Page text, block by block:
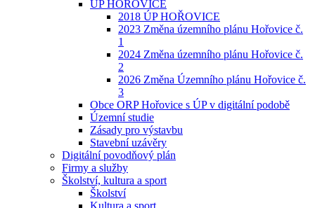
ÚP HOŘOVICE
2018 ÚP HOŘOVICE
2023 Změna územního plánu Hořovice č.
1
2024 Změna územního plánu Hořovice č.
2
2026 Změna Územního plánu Hořovice č.
3
Obce ORP Hořovice s ÚP v digitální podobě
Územní studie
Zásady pro výstavbu
Stavební uzávěry
Digitální povodňový plán
Firmy a služby
Školství, kultura a sport
Školství
Kultura a sport